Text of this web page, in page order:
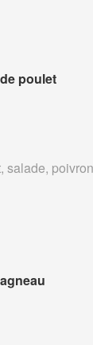
poulet
salade,